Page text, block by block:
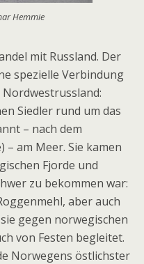
Hemmie
mit Russland. Der
spezielle Verbindung
Siedler rund um das
– nach dem
am Meer. Sie kamen
Fjorde und
zu bekommen war:
aber auch
gegen norwegischen
von Festen begleitet.
Norwegens östlichster